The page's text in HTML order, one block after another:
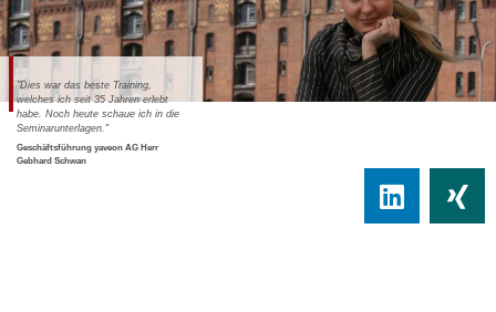
"Dies war das beste Training,
welches ich seit 35 Jahren erlebt
habe. Noch heute schaue ich in die
Seminarunterlagen."
Geschäftsführung yaveon AG Herr
Gebhard Schwan
"Das Seminar hat uns als Team
einen großen Schritt